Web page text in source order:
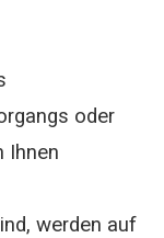
oder
Ihnen
werden auf